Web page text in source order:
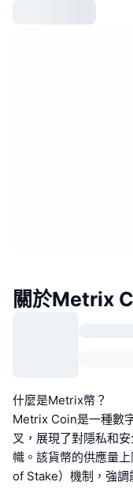
關於Metrix
什麼是Metrix幣？
Metrix Coin是一種數
叉，展現了對隱私和
幟。該貨幣的供應量
of Stake）機制，強調